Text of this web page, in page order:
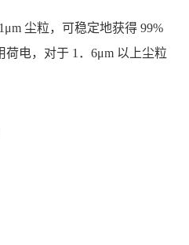
尘粒，可稳定地获得 99%
电，对于 1．6μm 以上尘粒